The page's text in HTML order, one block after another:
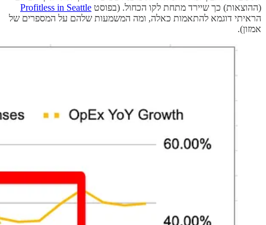
(ההוצאות) כך שיירד מתחת לקו הכחול. (בפוסט Profitless in Seattle
הראיתי דוגמא להתאמות כאלה, ומה המשמעות שלהם על המספרים של
אמזון).